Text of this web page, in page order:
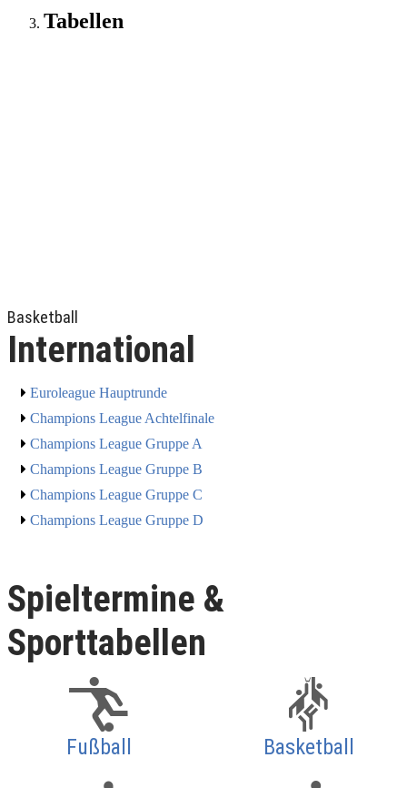
Tabellen
Basketball
International
Euroleague Hauptrunde
Champions League Achtelfinale
Champions League Gruppe A
Champions League Gruppe B
Champions League Gruppe C
Champions League Gruppe D
Spieltermine &
Sporttabellen
Fußball Basketball